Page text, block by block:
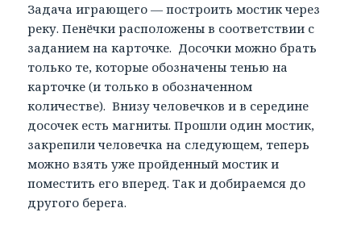
Задача играющего — построить мостик через
реку. Пенёчки расположены в соответствии с
заданием на карточке. Досочки можно брать
только те, которые обозначены тенью на
карточке (и только в обозначенном
количестве). Внизу человечков и в середине
досочек есть магниты. Прошли один мостик,
закрепили человечка на следующем, теперь
можно взять уже пройденный мостик и
поместить его вперед. Так и добираемся до
другого берега.